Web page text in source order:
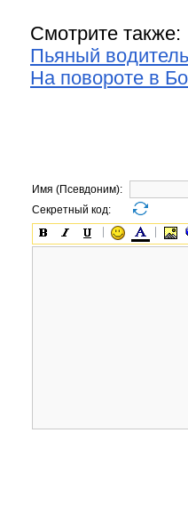
Смотрите также:
Пьяный
На повороте в
Имя (Псевдоним):
Секретный код: